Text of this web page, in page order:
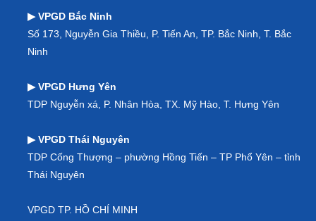
▶ VPGD Bắc Ninh
Số 173, Nguyễn Gia Thiều, P. Tiến An, TP. Bắc Ninh, T. Bắc
Ninh
▶ VPGD Hưng Yên
TDP Nguyễn xá, P. Nhân Hòa, TX. Mỹ Hào, T. Hưng Yên
▶ VPGD Thái Nguyên
TDP Cống Thượng – phường Hồng Tiến – TP Phổ Yên – tỉnh
Thái Nguyên
VPGD TP. HỒ CHÍ MINH